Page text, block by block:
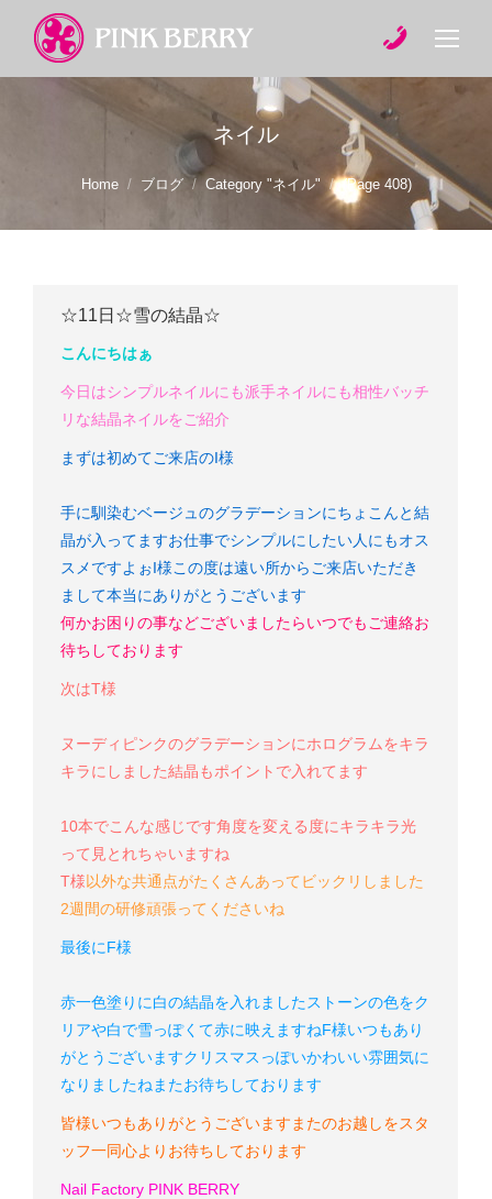
ネイル
You are here:
Home ブログ Category "ネイル" (Page 408)
☆11日☆雪の結晶☆
こんにちはぁ
今日はシンプルネイルにも派手ネイルにも相性バッチ
リな結晶ネイルをご紹介
まずは初めてご来店のI様
手に馴染むベージュのグラデーションにちょこんと結
晶が入ってますお仕事でシンプルにしたい人にもオス
スメですよぉI様この度は遠い所からご来店いただき
まして本当にありがとうございます
何かお困りの事などございましたらいつでもご連絡お
待ちしております
次はT様
ヌーディピンクのグラデーションにホログラムをキラ
キラにしました結晶もポイントで入れてます
10本でこんな感じです角度を変える度にキラキラ光
って見とれちゃいますね
T様以外な共通点がたくさんあってビックリしました
2週間の研修頑張ってくださいね
最後にF様
赤一色塗りに白の結晶を入れましたストーンの色をク
リアや白で雪っぽくて赤に映えますねF様いつもあり
がとうございますクリスマスっぽいかわいい雰囲気に
なりましたね またお待ちしております
皆様いつもありがとうございます またのお越しをスタ
ッフ一同心よりお待ちしております
Nail Factory PINK BERRY